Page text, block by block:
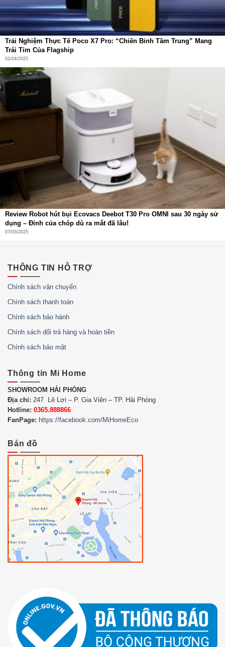
Trải Nghiệm Thực Tế Poco X7 Pro: “Chiến Binh Tầm Trung” Mang
Trái Tim Của Flagship
02/04/2025
Review Robot hút bụi Ecovacs Deebot T30 Pro OMNI sau 30 ngày sử
dụng – Đỉnh của chóp dù ra mắt đã lâu!
07/03/2025
THÔNG TIN HỖ TRỢ
Chính sách vận chuyển
Chính sách thanh toán
Chính sách bảo hành
Chính sách đổi trả hàng và hoàn tiền
Chính sách bảo mật
Thông tin Mi Home
SHOWROOM HẢI PHÒNG
Địa chỉ: 247 Lê Lợi – P. Gia Viên – TP. Hải Phòng
Hotline: 0365.888866
FanPage: https://facebook.com/MiHomeEco
Bản đồ